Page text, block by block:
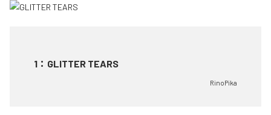
1 ： GLITTER TEARS
RinoPika